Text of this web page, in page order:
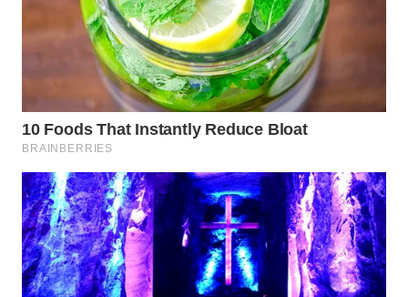
MANDALIKA
WN
LIKUPANG
WN
LABUANBAJO
WN
BORNEO